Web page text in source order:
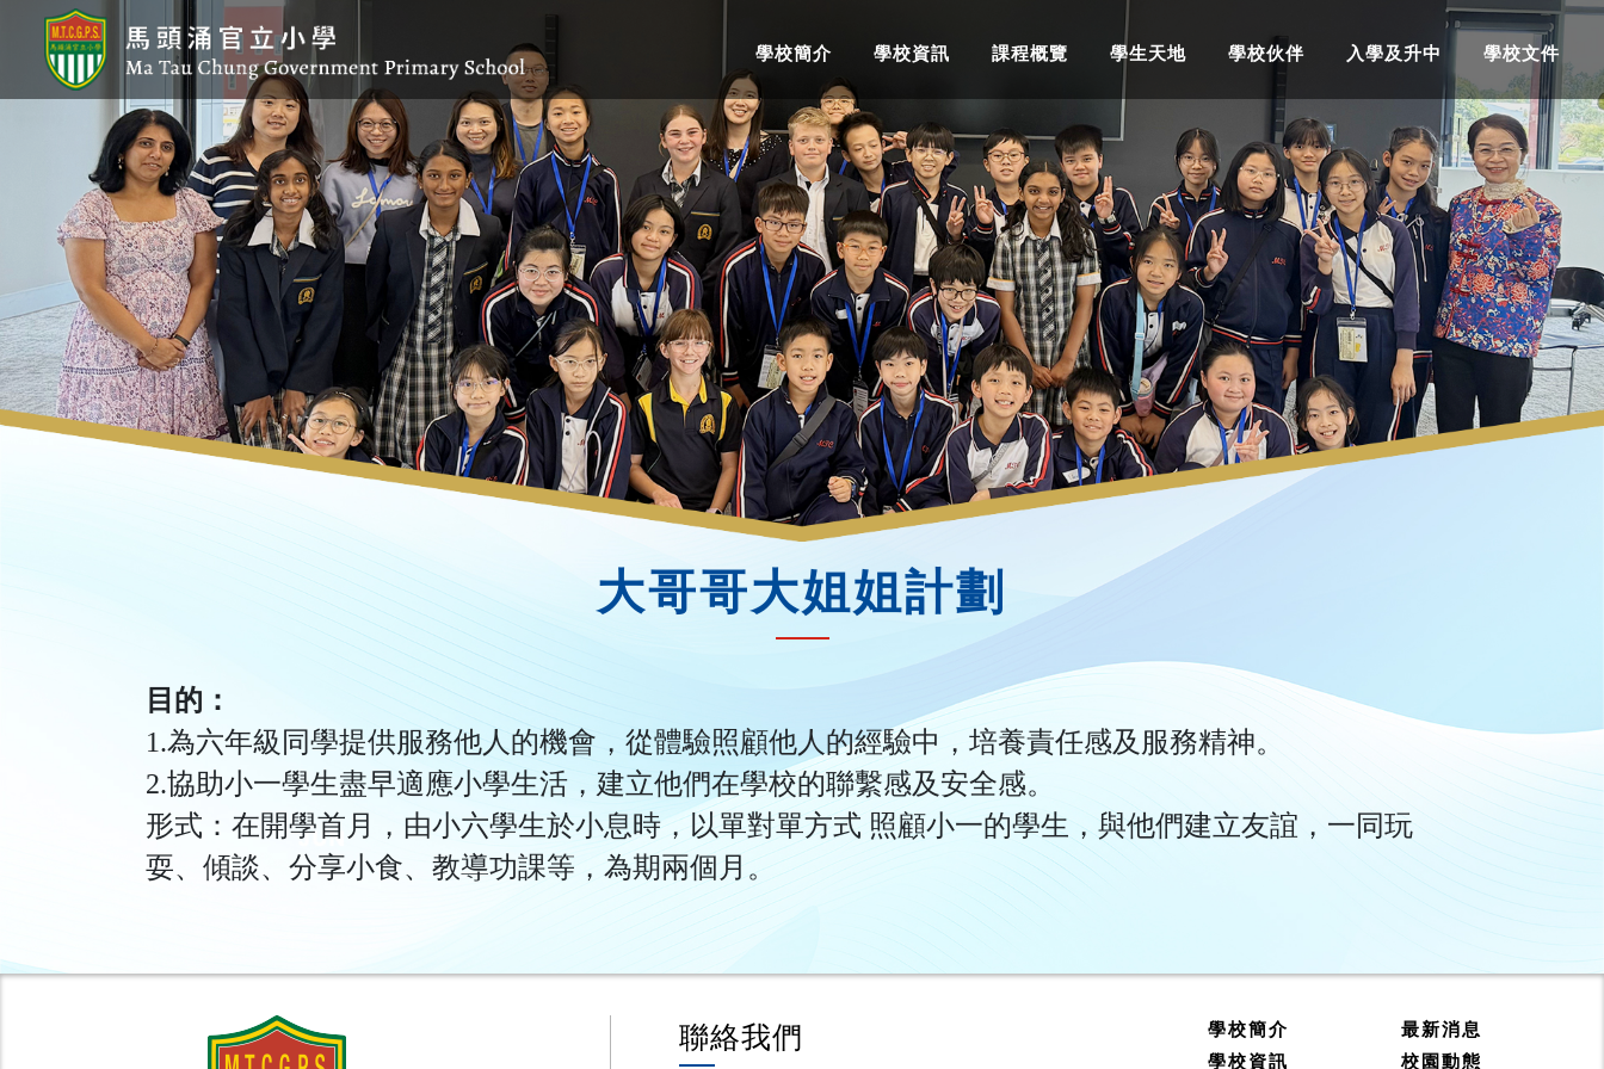
學校簡介 學校資訊 課程概覽 學生天地 學校伙伴 入學及升中 學校文件
大哥哥大姐姐計劃
目的：
1.為六年級同學提供服務他人的機會，從體驗照顧他人的經驗中，培養責任感及服務精神。
2.協助小一學生盡早適應小學生活，建立他們在學校的聯繫感及安全感。
形式：在開學首月，由小六學生於小息時，以單對單方式 照顧小一的學生，與他們建立友誼，一同玩
耍、傾談、分享小食、教導功課等，為期兩個月。
聯絡我們
學校簡介
學校資訊
最新消息
校園動態